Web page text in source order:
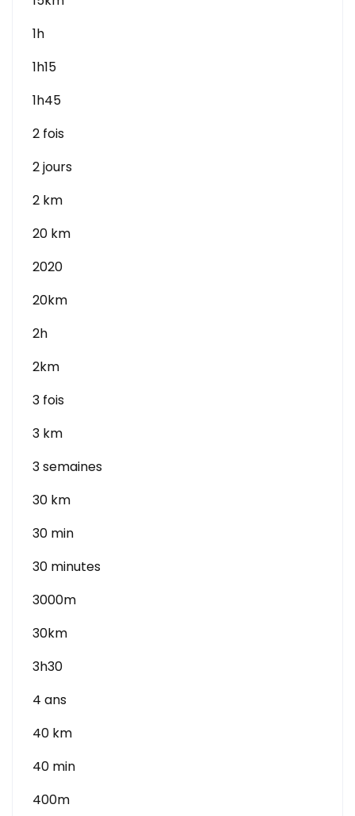
1h
1h15
1h45
2 fois
2 jours
2 km
20 km
2020
20km
2h
2km
3 fois
3 km
3 semaines
30 km
30 min
30 minutes
3000m
30km
3h30
4 ans
40 km
40 min
400m